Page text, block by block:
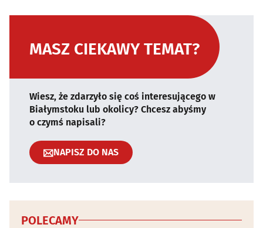
MASZ CIEKAWY TEMAT?
Wiesz, że zdarzyło się coś interesującego w
Białymstoku lub okolicy? Chcesz abyśmy
o czymś napisali?
NAPISZ DO NAS
POLECAMY